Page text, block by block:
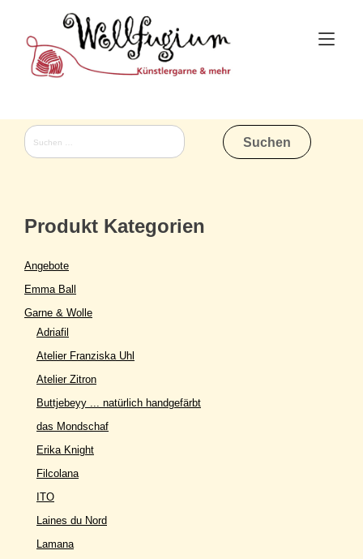
content
Suchen
nach:
Produkt Kategorien
Angebote
Emma Ball
Garne & Wolle
Adriafil
Atelier Franziska Uhl
Atelier Zitron
Buttjebeyy ... natürlich handgefärbt
das Mondschaf
Erika Knight
Filcolana
ITO
Laines du Nord
Lamana